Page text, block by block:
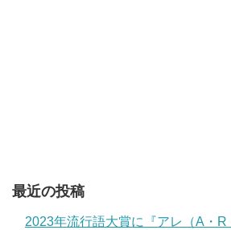
最近の投稿
2023年流行語大賞に『アレ（A・R